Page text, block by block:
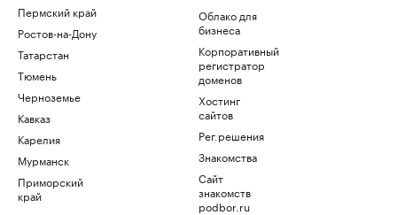
Пермский край
Ростов-на-Дону
Татарстан
Тюмень
Черноземье
Кавказ
Карелия
Мурманск
Приморский
край
Облако для
бизнеса
Корпоративный
регистратор
доменов
Хостинг
сайтов
Рег.решения
Знакомства
Сайт
знакомств
podbor.ru